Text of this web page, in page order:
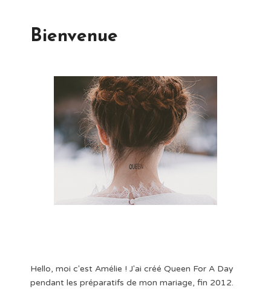
Bienvenue
Hello, moi c'est Amélie ! J'ai créé Queen For A Day
pendant les préparatifs de mon mariage, fin 2012.